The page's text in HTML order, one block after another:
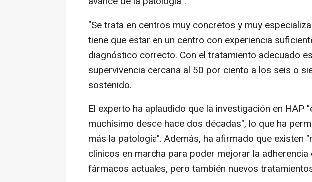
"Se trata en centros muy concretos y muy
tiene que estar en un centro con experiencia
diagnóstico correcto. Con el tratamiento adecuado
supervivencia cercana al 50 por ciento a los seis o
sostenido.
El experto ha aplaudido que la investigación en HAP
muchísimo desde hace dos décadas", lo que ha
más la patología". Además, ha afirmado que existen
clínicos en marcha para poder mejorar la
fármacos actuales, pero también nuevos